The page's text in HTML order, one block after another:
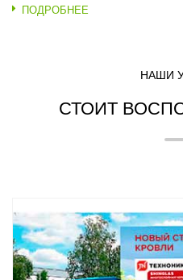
ПОДРОБНЕЕ
НАШИ
СТОИТ